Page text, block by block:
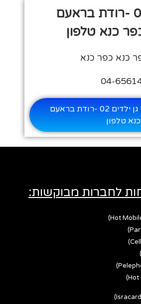
גן ילדים 02 -רודת בראעם
כנא טלפון
כנא כפר כנא
לכל המידע על גן ילדים 02 -רודת בראעם
טלפון
לחברות מבוקשות: